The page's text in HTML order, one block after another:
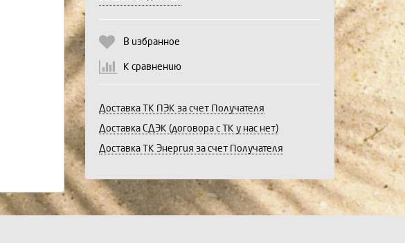
В избранное
К сравнению
Доставка ТК ПЭК за счет Получателя
Доставка СДЭК (договора с ТК у нас нет)
Доставка ТК Энергия за счет Получателя